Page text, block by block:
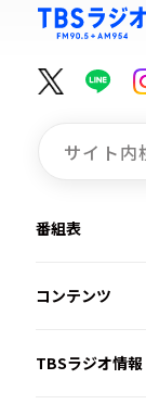
番組表
コンテンツ
TBSラジオ情報